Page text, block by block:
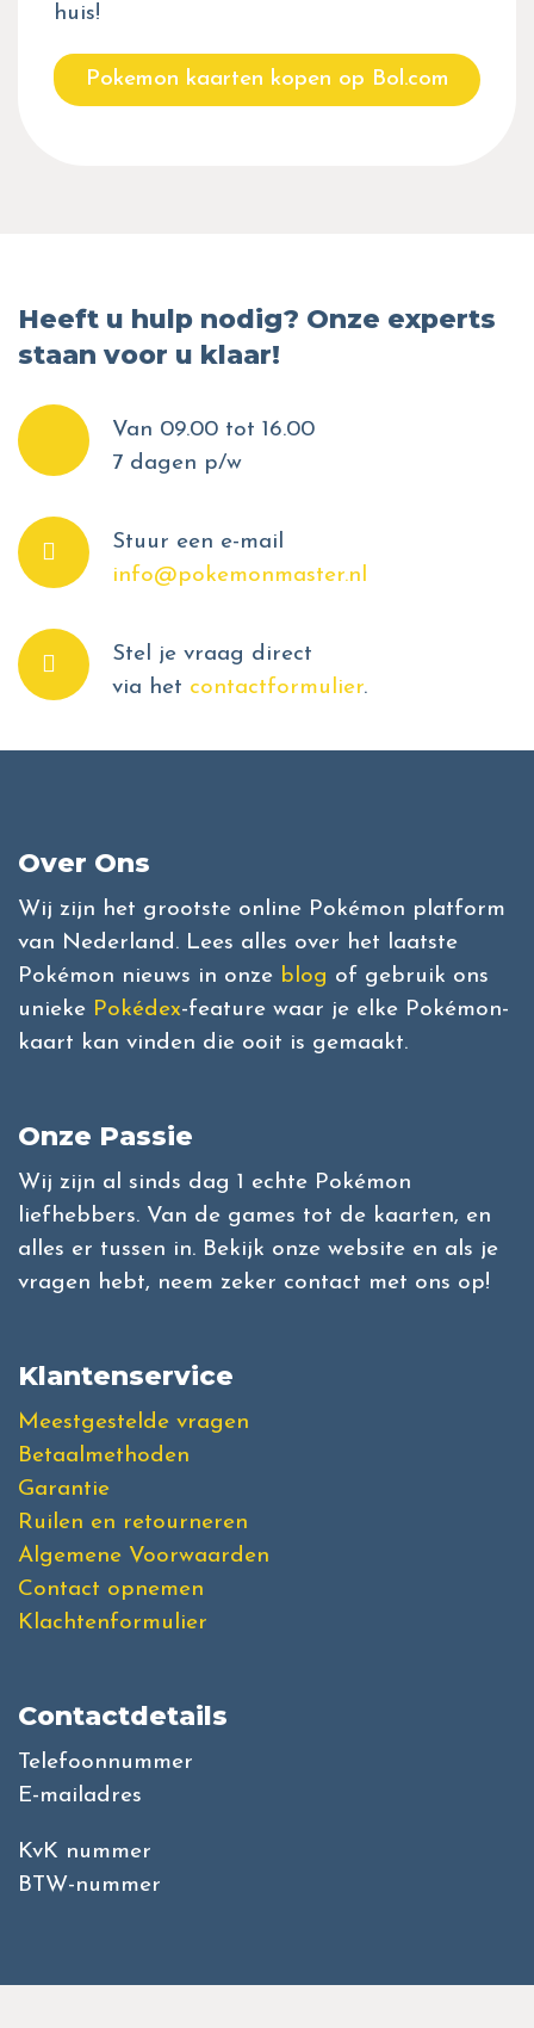
huis!
Pokemon kaarten kopen op Bol.com
Heeft u hulp nodig? Onze experts
staan voor u klaar!
Van 09.00 tot 16.00
7 dagen p/w
Stuur een e-mail
info@pokemonmaster.nl
Stel je vraag direct
via het contactformulier.
Over Ons
Wij zijn het grootste online Pokémon platform
van Nederland. Lees alles over het laatste
Pokémon nieuws in onze blog of gebruik ons
unieke Pokédex-feature waar je elke Pokémon-
kaart kan vinden die ooit is gemaakt.
Onze Passie
Wij zijn al sinds dag 1 echte Pokémon
liefhebbers. Van de games tot de kaarten, en
alles er tussen in. Bekijk onze website en als je
vragen hebt, neem zeker contact met ons op!
Klantenservice
Meestgestelde vragen
Betaalmethoden
Garantie
Ruilen en retourneren
Algemene Voorwaarden
Contact opnemen
Klachtenformulier
Contactdetails
Telefoonnummer
E-mailadres
KvK nummer
BTW-nummer